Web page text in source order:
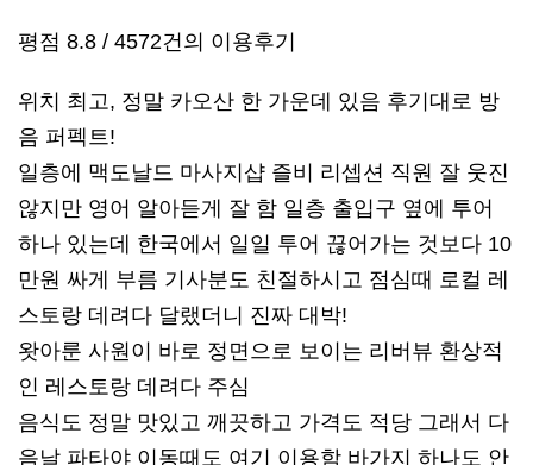
평점 8.8 / 4572건의 이용후기
위치 최고, 정말 카오산 한 가운데 있음 후기대로 방
음 퍼펙트!
일층에 맥도날드 마사지샵 즐비 리셉션 직원 잘 웃진
않지만 영어 알아듣게 잘 함 일층 출입구 옆에 투어
하나 있는데 한국에서 일일 투어 끊어가는 것보다 10
만원 싸게 부름 기사분도 친절하시고 점심때 로컬 레
스토랑 데려다 달랬더니 진짜 대박!
왓아룬 사원이 바로 정면으로 보이는 리버뷰 환상적
인 레스토랑 데려다 주심
음식도 정말 맛있고 깨끗하고 가격도 적당 그래서 다
음날 파타야 이동때도 여기 이용함 바가지 하나도 안